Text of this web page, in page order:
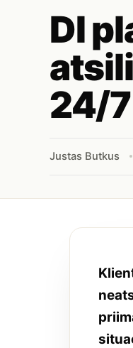
DI
24/7
Justas Butkus